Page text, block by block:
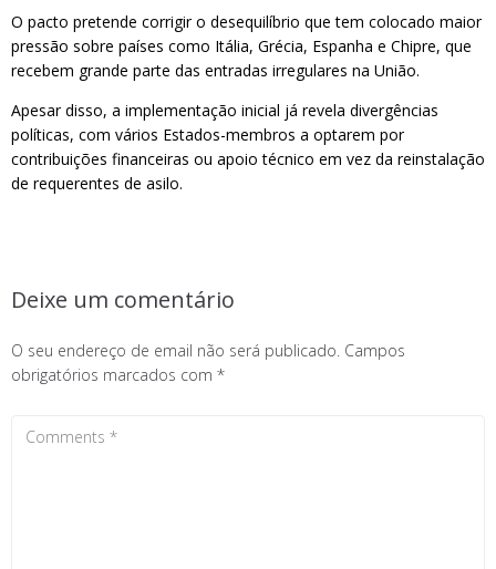
O pacto pretende corrigir o desequilíbrio que tem colocado maior
pressão sobre países como Itália, Grécia, Espanha e Chipre, que
recebem grande parte das entradas irregulares na União.
Apesar disso, a implementação inicial já revela divergências
políticas, com vários Estados-membros a optarem por
contribuições financeiras ou apoio técnico em vez da reinstalação
de requerentes de asilo.
Deixe um comentário
O seu endereço de email não será publicado. Campos
obrigatórios marcados com *